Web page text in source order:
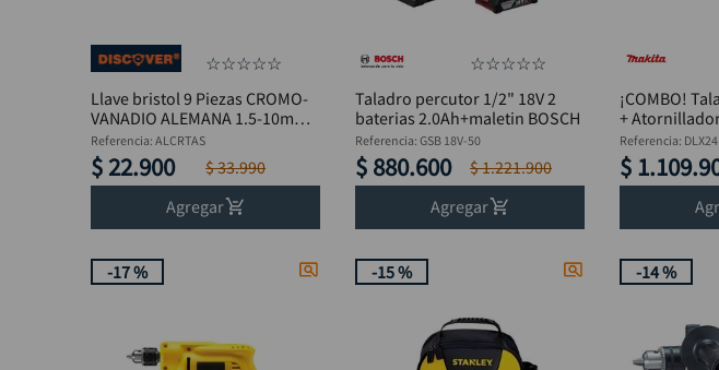
☆☆☆☆☆
Llave bristol 9 Piezas CROMO-
VANADIO ALEMANA 1.5-10mm
DISCOVER
Referencia:ALCRTAS
$ 22.900 $33.990
Agregar
☆☆☆☆☆
Taladro percutor 1/2" 18V 2
baterias 2.0Ah+maletin BOSCH
Referencia:GSB 18V-50
$ 880.600 $1.221.900
Agregar
¡COMBO!
+
MAKITA
Referencia:
$ 1.109.
-17 % -15 % -14 %